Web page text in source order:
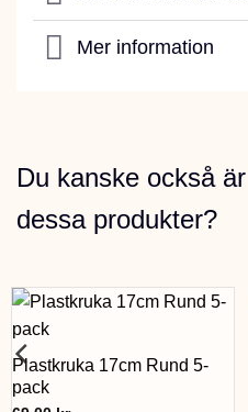
Mer information
Du kanske också
dessa produkter?
Plastkruka 17cm Rund 5-
pack